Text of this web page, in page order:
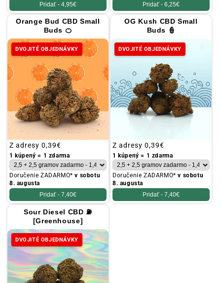
Pridať - 4,95€
Pridať - 6,25€
Orange Bud CBD Small
Buds 🍊
DVOJITÉ OBJEDNÁVKY
Obvyklá
cena
Z adresy 0,39€
1 kúpený = 1 zdarma
Doručenie ZADARMO*v sobotu
8. augusta
Pridať - 7,40€
OG Kush CBD Small
Buds 👮
DVOJITÉ OBJEDNÁVKY
Obvyklá
cena
Z adresy 0,39€
1 kúpený = 1 zdarma
Doručenie ZADARMO*v sobotu
8. augusta
Pridať - 7,40€
Sour Diesel CBD ⛽
[Greenhouse]
DVOJITÉ OBJEDNÁVKY